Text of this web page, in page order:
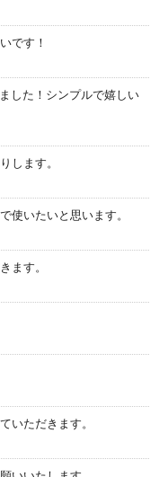
です！
した！シンプルで嬉しい
します。
使いたいと思います。
ます。
いただきます。